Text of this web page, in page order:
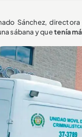
Sánchez,
sábana y quetenía